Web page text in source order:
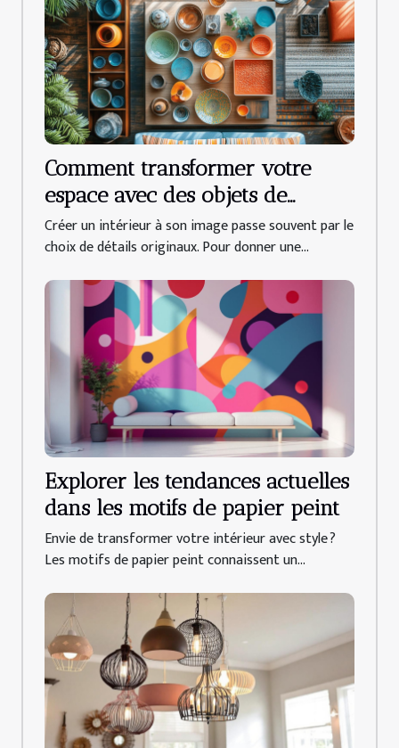
Comment transformer votre
espace avec des objets de
décoration uniques ?
Créer un intérieur à son image passe souvent par le
choix de détails originaux. Pour donner une...
Explorer les tendances actuelles
dans les motifs de papier peint
Envie de transformer votre intérieur avec style ?
Les motifs de papier peint connaissent un...